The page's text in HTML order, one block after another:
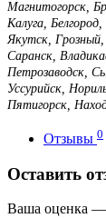
Магнитогорск,
Калуга,
Якутск,
Саранск,
Петрозаводск,
Уссурийск,
Пятигорск,
Отзывы 0
Оставить
Ваша оценка —